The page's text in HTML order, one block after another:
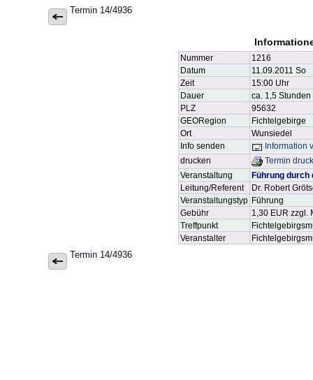
Termin 14/4936
Nummer
1216
Datum
11.09.2011 So
Zeit
15:00 Uhr
Dauer
ca. 1,5 Stunden
PLZ
95632
GEORegion
Fichtelgebirge
Ort
Wunsiedel
Info senden
Information
drucken
Termin
Veranstaltung
Führung durch
Leitung/Referent
Dr. Robert
Veranstaltungstyp Führung
Gebühr
1,30 EUR zzgl.
Treffpunkt
Veranstalter
Termin 14/4936